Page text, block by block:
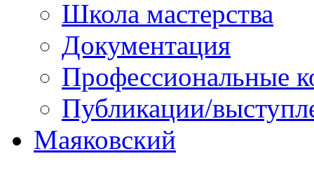
Школа мастерства
Документация
Профессиональные
Публикации/
Маяковский